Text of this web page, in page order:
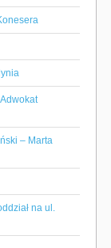
– Marta
na ul.